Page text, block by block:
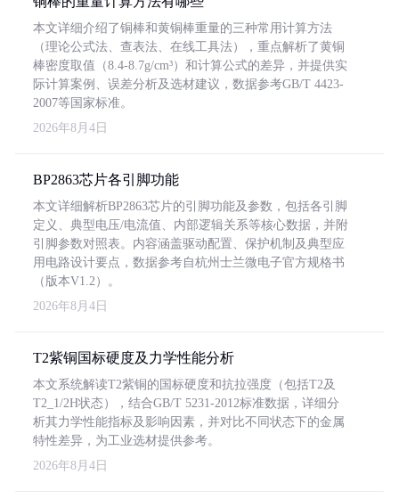
本文详细介绍了铜棒和黄铜棒重量的三种常用计算方法
（理论公式法、查表法、在线工具法），重点解析了黄铜
棒密度取值（8.4-8.7g/cm³）和计算公式的差异，并提供实
际计算案例、误差分析及选材建议，数据参考GB/T 4423-
2007等国家标准。
2026年8月4日
BP2863芯片各引脚功能
本文详细解析BP2863芯片的引脚功能及参数，包括各引脚
定义、典型电压/电流值、内部逻辑关系等核心数据，并附
引脚参数对照表。内容涵盖驱动配置、保护机制及典型应
用电路设计要点，数据参考自杭州士兰微电子官方规格书
（版本V1.2）。
2026年8月4日
T2紫铜国标硬度及力学性能分析
本文系统解读T2紫铜的国标硬度和抗拉强度（包括T2及
T2_1/2H状态），结合GB/T 5231-2012标准数据，详细分
析其力学性能指标及影响因素，并对比不同状态下的金属
特性差异，为工业选材提供参考。
2026年8月4日